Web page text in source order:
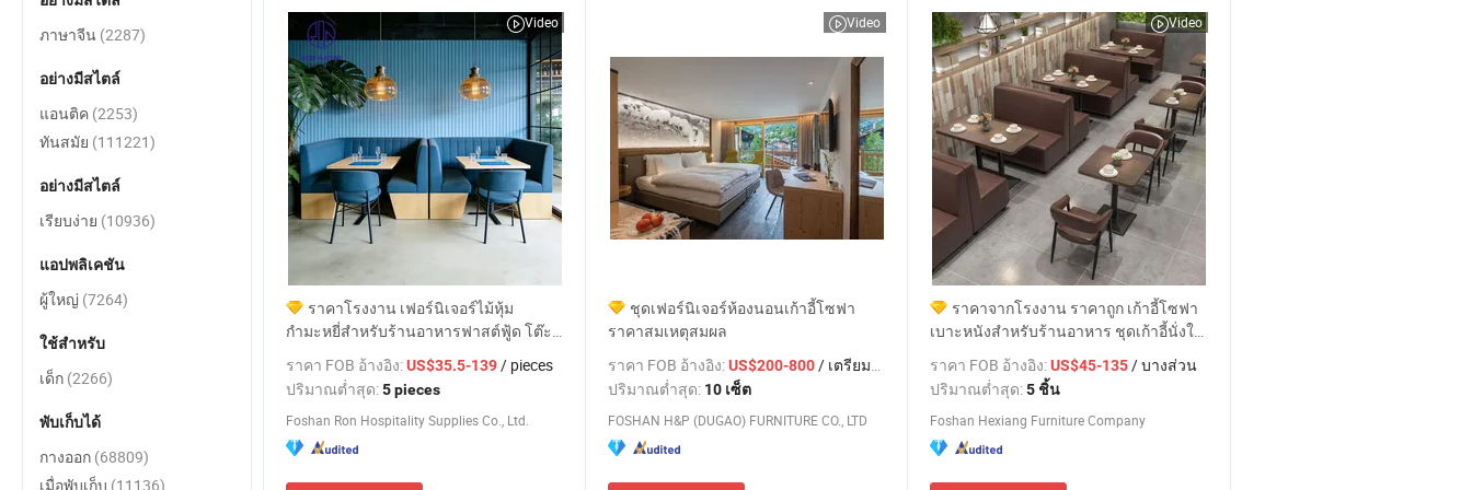
Video
ราคาโรงงาน เฟอร์นิเจอร์ไม้หุ้ม
กำมะหยี่สำหรับร้านอาหารฟาสต์ฟู้ด โต๊ะ
และเก้าอี้โซฟาแบบบูธที่ทนทานสำหรับ
คาเฟ่
ราคา FOB อ้างอิง:US$35.5-139/ pieces
ปริมาณต่ำสุด:5 pieces
Foshan Ron Hospitality Supplies Co., Ltd.
Video
ชุดเฟอร์นิเจอร์ห้องนอนเก้าอี้โซฟา
ราคาสมเหตุสมผล
ราคา FOB อ้างอิง:US$200-800/ เตรียมตัว
ปริมาณต่ำสุด: 10 เซ็ต
FOSHAN H&P (DUGAO) FURNITURE CO., LTD
Video
ราคาจากโรงงาน ราคาถูก เก้าอี้โซฟา
เบาะหนังสำหรับร้านอาหาร ชุดเก้าอี้นั่งใน
ราคา FOB อ้างอิง:US$45-135/ บางส่วน
ปริมาณต่ำสุด:5 ชิ้น
Foshan Hexiang Furniture Company
ภาษาจีน (2287)
อย่างมีสไตล์
แอนติค (2253)
ทันสมัย (111221)
อย่างมีสไตล์
เรียบง่าย (10936)
แอปพลิเคชัน
ผู้ใหญ่ (7264)
ใช้สำหรับ
เด็ก (2266)
พับเก็บได้
กางออก (68809)
เมื่อพับเก็บ (11136)